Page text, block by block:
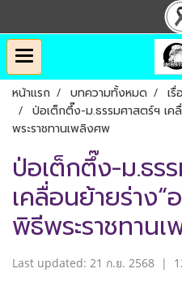
หน้าแรก บทความทั้งหมด
เ
ป่อเต็กตึ๊ง-ม.ธรรมศาสตร์ฯ เค
พระราชทานเพลิงศพ
ป่อเต็กตึ๊ง-ม.ธร
เคลื่อนย้ายร่าง“
พิธีพระราชทาน
Last updated: 21 ก.ย. 2568 |